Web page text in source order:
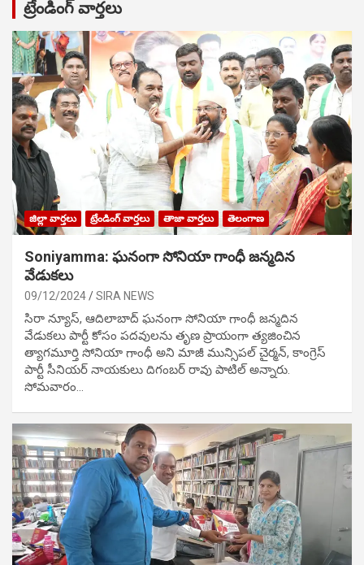
ట్రేండింగ్ వార్తలు
జిల్లా వార్తలు ట్రేండింగ్ వార్తలు తాజా వార్తలు తెలంగాణ
Soniyamma: ఘ‌నంగా సోనియా గాంధీ జ‌న్మ‌దిన
వేడుక‌లు
09/12/2024 SIRA NEWS
సిరా న్యూస్, ఆదిలాబాద్ ఘ‌నంగా సోనియా గాంధీ జ‌న్మ‌దిన
వేడుక‌లు పార్టీ కోసం ప‌ద‌వుల‌ను తృణ ప్రాయంగా త్య‌జించిన
త్యాగమూర్తి సోనియా గాంధీ అని మాజీ మున్సిప‌ల్ చైర్మ‌న్, కాంగ్రెస్
పార్టీ సీనియ‌ర్ నాయ‌కులు దిగంబ‌ర్ రావు పాటిల్ అన్నారు.
సోమవారం…